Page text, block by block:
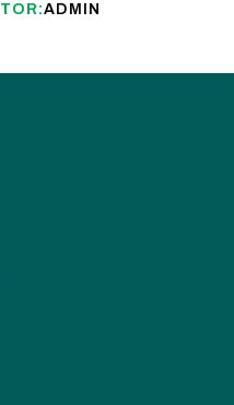
ADMIN